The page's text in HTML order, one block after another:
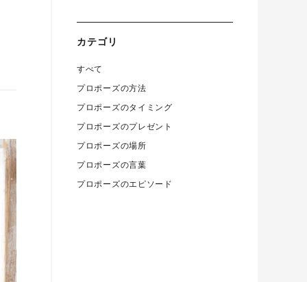
カテゴリ
すべて
プロポーズの方法
プロポーズのタイミング
プロポーズのプレゼント
プロポーズの場所
プロポーズの言葉
プロポーズのエピソード